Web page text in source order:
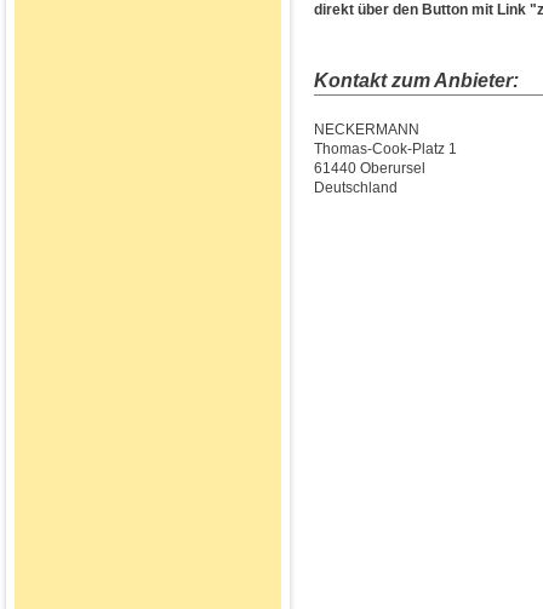
direkt über den Button mit Link
Kontakt zum Anbieter:
NECKERMANN
Thomas-Cook-Platz 1
61440 Oberursel
Deutschland